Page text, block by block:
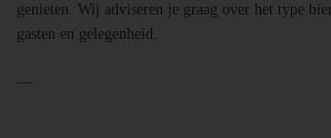
genieten. Wij adviseren je graag over het type
gasten en gelegenheid.
—